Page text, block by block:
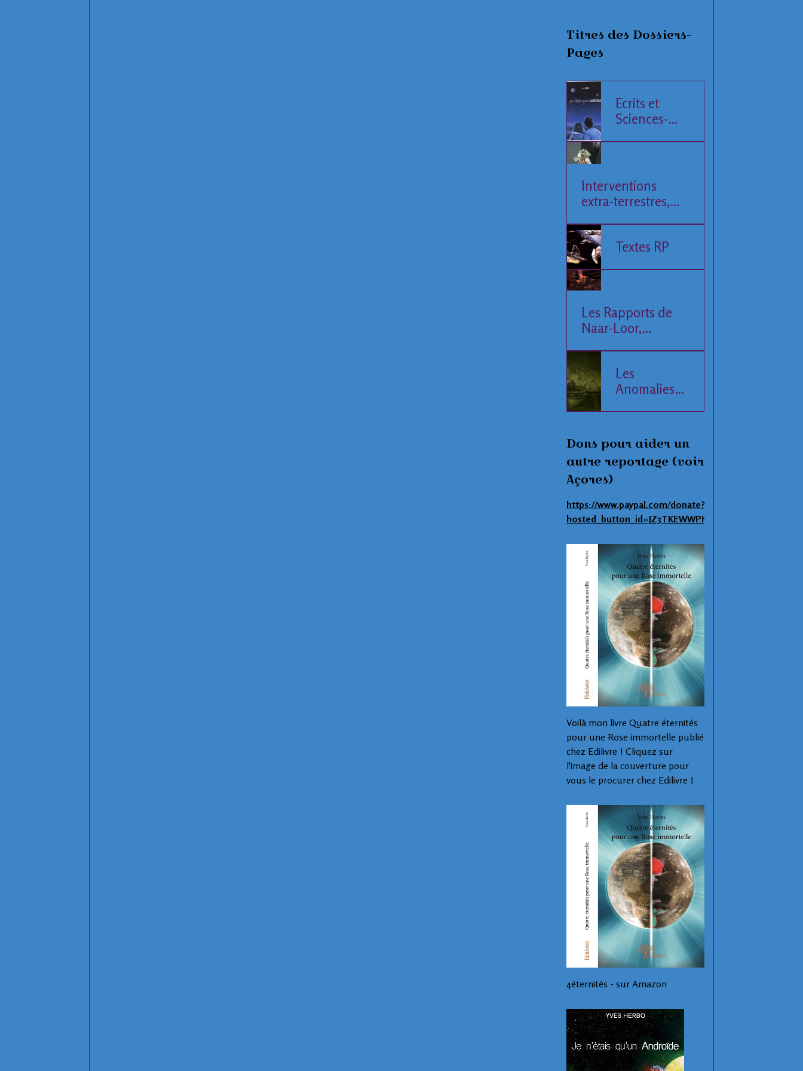
Titres des Dossiers-
Pages
Ecrits et
Sciences-
Interventions
extra-terrestres,
Economie
Textes RP
Les Rapports de
Naar-Loor,
Les
Anomalies
Dons pour aider un
autre reportage (voir
Açores)
https://www.paypal.com/donate?
hosted_button_id=JZ3TKEWWPHNAS
Voilà mon livre Quatre éternités
pour une Rose immortelle publié
chez Edilivre ! Cliquez sur
l'image de la couverture pour
vous le procurer chez Edilivre !
4éternités - sur Amazon